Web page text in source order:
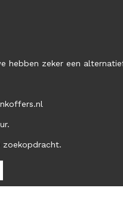
hebben zeker een
zoekopdracht.